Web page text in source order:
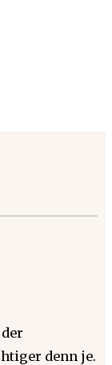
denn je.